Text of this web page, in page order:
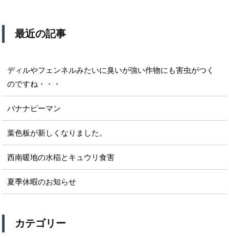
最近の記事
ディルやフェンネルみたいに臭いが強い作物にも害虫がつく
のですね・・・
バナナピーマン
葉色板が新しくなりました。
西南暖地の水稲とキュウリ食害
夏季休暇のお知らせ
カテゴリー